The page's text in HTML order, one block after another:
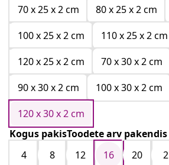
70 x 25 x 2 cm
80 x 25 x 2 cm
100 x 25 x 2 cm
110 x 25 x 2 cm
120 x 25 x 2 cm
70 x 30 x 2 cm
90 x 30 x 2 cm
100 x 30 x 2 cm
120 x 30 x 2 cm
Kogus pakisToodete arv pakendis
4
8 12 16 20 2